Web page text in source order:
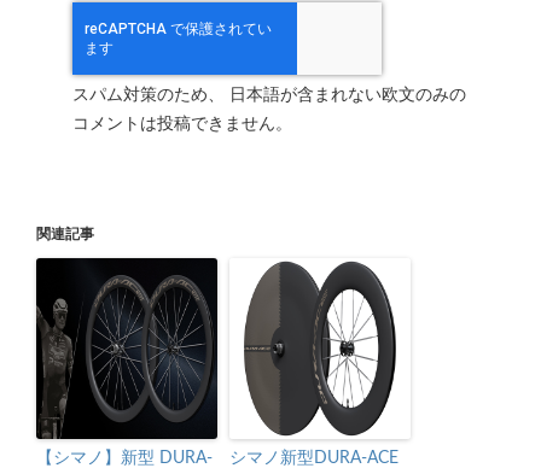
スパム対策のため、 日本語が含まれない欧文のみの
コメントは投稿できません。
関連記事
【シマノ】新型 DURA-
シマノ新型DURA-ACE